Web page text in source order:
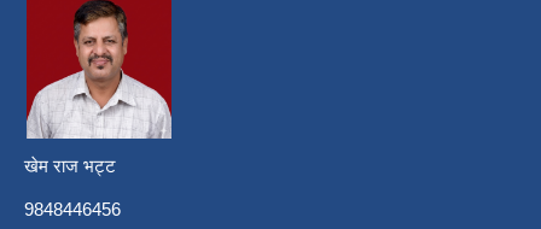
खेम राज भट्ट
9848446456